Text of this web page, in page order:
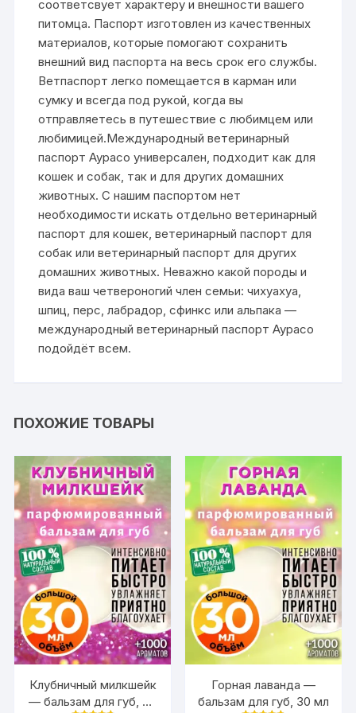
соответсвует характеру и внешности вашего
питомца. Паспорт изготовлен из качественных
материалов, которые помогают сохранить
внешний вид паспорта на весь срок его службы.
Ветпаспорт легко помещается в карман или
сумку и всегда под рукой, когда вы
отправляетесь в путешествие с любимцем или
любимицей.Международный ветеринарный
паспорт Аурасо универсален, подходит как для
кошек и собак, так и для других домашних
животных. С нашим паспортом нет
необходимости искать отдельно ветеринарный
паспорт для кошек, ветеринарный паспорт для
собак или ветеринарный паспорт для других
домашних животных. Неважно какой породы и
вида ваш четвероногий член семьи: чихуахуа,
шпиц, перс, лабрадор, сфинкс или альпака —
международный ветеринарный паспорт Аурасо
подойдёт всем.
ПОХОЖИЕ ТОВАРЫ
Клубничный милкшейк
— бальзам для губ, 30
Горная лаванда —
бальзам для губ, 30 мл